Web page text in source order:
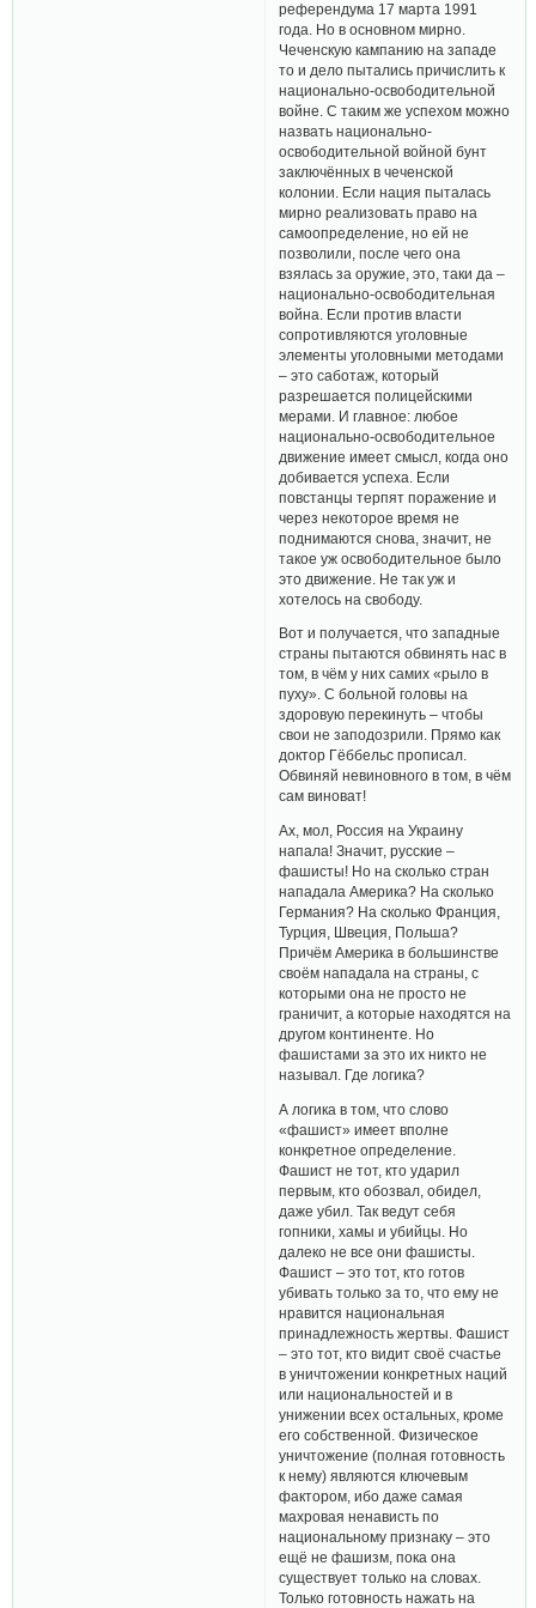
референдума 17 марта 1991
года. Но в основном мирно.
Чеченскую кампанию на западе
то и дело пытались причислить к
национально-освободительной
войне. С таким же успехом можно
назвать национально-
освободительной войной бунт
заключённых в чеченской
колонии. Если нация пыталась
мирно реализовать право на
самоопределение, но ей не
позволили, после чего она
взялась за оружие, это, таки да –
национально-освободительная
война. Если против власти
сопротивляются уголовные
элементы уголовными методами
– это саботаж, который
разрешается полицейскими
мерами. И главное: любое
национально-освободительное
движение имеет смысл, когда оно
добивается успеха. Если
повстанцы терпят поражение и
через некоторое время не
поднимаются снова, значит, не
такое уж освободительное было
это движение. Не так уж и
хотелось на свободу.
Вот и получается, что западные
страны пытаются обвинять нас в
том, в чём у них самих «рыло в
пуху». С больной головы на
здоровую перекинуть – чтобы
свои не заподозрили. Прямо как
доктор Гёббельс прописал.
Обвиняй невиновного в том, в чём
сам виноват!
Ах, мол, Россия на Украину
напала! Значит, русские –
фашисты! Но на сколько стран
нападала Америка? На сколько
Германия? На сколько Франция,
Турция, Швеция, Польша?
Причём Америка в большинстве
своём нападала на страны, с
которыми она не просто не
граничит, а которые находятся на
другом континенте. Но
фашистами за это их никто не
называл. Где логика?
А логика в том, что слово
«фашист» имеет вполне
конкретное определение.
Фашист не тот, кто ударил
первым, кто обозвал, обидел,
даже убил. Так ведут себя
гопники, хамы и убийцы. Но
далеко не все они фашисты.
Фашист – это тот, кто готов
убивать только за то, что ему не
нравится национальная
принадлежность жертвы. Фашист
– это тот, кто видит своё счастье
в уничтожении конкретных наций
или национальностей и в
унижении всех остальных, кроме
его собственной. Физическое
уничтожение (полная готовность
к нему) являются ключевым
фактором, ибо даже самая
махровая ненависть по
национальному признаку – это
ещё не фашизм, пока она
существует только на словах.
Только готовность нажать на